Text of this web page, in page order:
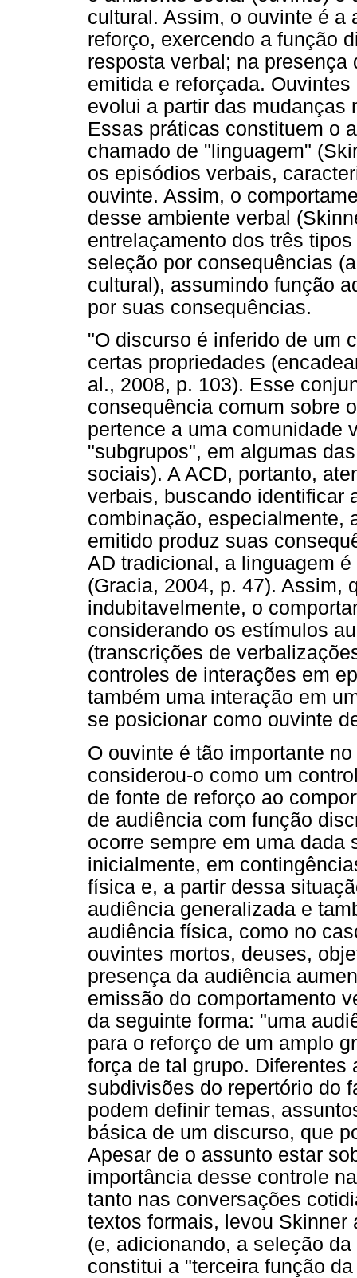
cultural. Assim, o ouvinte é a
reforço, exercendo a função
resposta verbal; na
emitida e reforçada.
evolui a partir das mudanças
Essas práticas constituem o
chamado de "linguagem"
os episódios verbais,
ouvinte. Assim, o
desse ambiente verbal
entrelaçamento dos três
seleção por consequências
cultural), assumindo função
por suas consequências.
"O discurso é inferido de um
certas propriedades
al., 2008, p. 103). Esse
consequência comum sobre
pertence a uma comunidade
"subgrupos", em algumas
sociais). A ACD, portanto,
verbais, buscando identificar
combinação, especialmente,
emitido produz suas
AD tradicional, a linguagem
(Gracia, 2004, p. 47). Assim,
indubitavelmente, o
considerando os estímulos
(transcrições de
controles de interações em
também uma interação em
se posicionar como ouvinte
O ouvinte é tão importante
considerou-o como um
de fonte de reforço ao
de audiência com função
ocorre sempre em uma dada
inicialmente, em
física e, a partir dessa
audiência generalizada e
audiência física, como no
ouvintes mortos, deuses,
presença da audiência
emissão do comportamento
da seguinte forma: "uma
para o reforço de um amplo
força de tal grupo.
subdivisões do repertório do
podem definir temas,
básica de um discurso, que
Apesar de o assunto estar
importância desse controle
tanto nas conversações
textos formais, levou Skinner
(e, adicionando, a seleção
constitui a "terceira função